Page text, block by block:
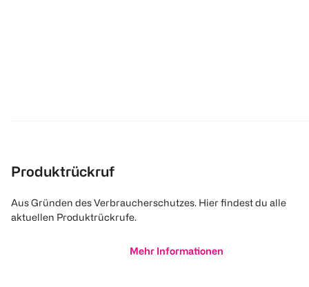
Produktrückruf
Aus Gründen des Verbraucherschutzes. Hier findest du alle
aktuellen Produktrückrufe.
Mehr Informationen